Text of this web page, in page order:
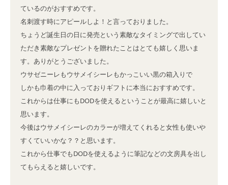
ているのがおすすめです。
名刺渡す時にアピールしよ！と言っておりました。
ちょうど誕生日の日に発売という素敵なタイミングで出してい
ただき素敵なプレゼントを贈れたことはとても嬉しく思いま
す。ありがとうございました。
ウサゼニーレもウサメイシーレもかっこいい黒の箱入りで
しかも巾着の中に入っておりギフトに本当におすすめです。
これからは仕事にもDODを使えるということが最高に嬉しいと
思います。
今後はウサメイシーレのカラーが増えてくれると女性も使いや
すくていいかな？？と思います。
これから仕事でもDODを使えるように筆記などの文房具を出し
てもらえると嬉しいです。